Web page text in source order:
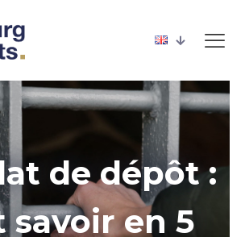
de dépôt :
en 5